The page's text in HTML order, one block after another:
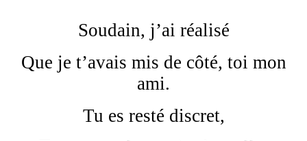
Soudain, j’ai réalisé
Que je t’avais mis de côté, toi mon
ami.
Tu es resté discret,